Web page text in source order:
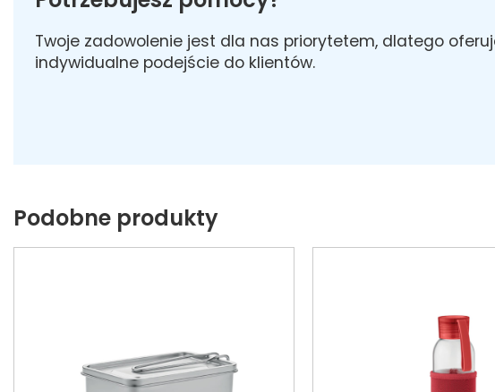
Twoje zadowolenie jest dla nas priorytetem, dlatego
indywidualne podejście do klientów.
Podobne produkty